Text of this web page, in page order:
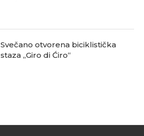
Svečano otvorena biciklistička
staza „Giro di Ćiro“